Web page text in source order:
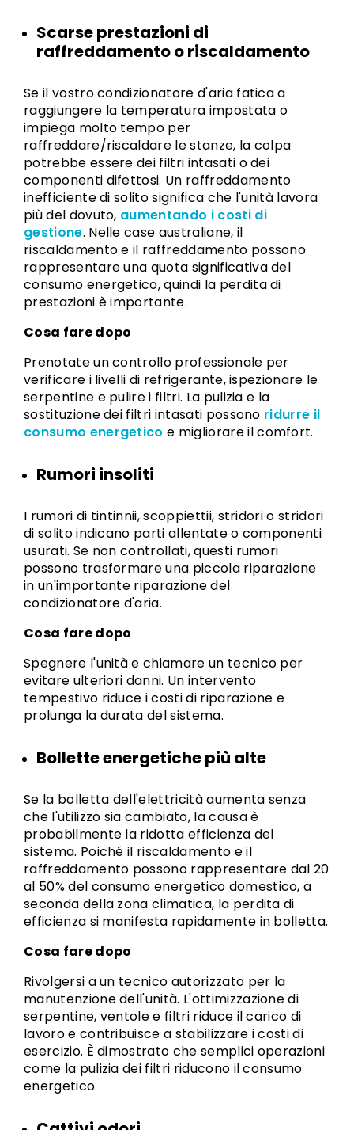
Scarse prestazioni di
raffreddamento o riscaldamento
Se il vostro condizionatore d'aria fatica a
raggiungere la temperatura impostata o
impiega molto tempo per
raffreddare/riscaldare le stanze, la colpa
potrebbe essere dei filtri intasati o dei
componenti difettosi. Un raffreddamento
inefficiente di solito significa che l'unità lavora
più del dovuto, aumentando i costi di
gestione. Nelle case australiane, il
riscaldamento e il raffreddamento possono
rappresentare una quota significativa del
consumo energetico, quindi la perdita di
prestazioni è importante.
Cosa fare dopo
Prenotate un controllo professionale per
verificare i livelli di refrigerante, ispezionare le
serpentine e pulire i filtri. La pulizia e la
sostituzione dei filtri intasati possono ridurre il
consumo energetico e migliorare il comfort.
Rumori insoliti
I rumori di tintinnii, scoppiettii, stridori o stridori
di solito indicano parti allentate o componenti
usurati. Se non controllati, questi rumori
possono trasformare una piccola riparazione
in un'importante riparazione del
condizionatore d'aria.
Cosa fare dopo
Spegnere l'unità e chiamare un tecnico per
evitare ulteriori danni. Un intervento
tempestivo riduce i costi di riparazione e
prolunga la durata del sistema.
Bollette energetiche più alte
Se la bolletta dell'elettricità aumenta senza
che l'utilizzo sia cambiato, la causa è
probabilmente la ridotta efficienza del
sistema. Poiché il riscaldamento e il
raffreddamento possono rappresentare dal 20
al 50% del consumo energetico domestico, a
seconda della zona climatica, la perdita di
efficienza si manifesta rapidamente in bolletta.
Cosa fare dopo
Rivolgersi a un tecnico autorizzato per la
manutenzione dell'unità. L'ottimizzazione di
serpentine, ventole e filtri riduce il carico di
lavoro e contribuisce a stabilizzare i costi di
esercizio. È dimostrato che semplici operazioni
come la pulizia dei filtri riducono il consumo
energetico.